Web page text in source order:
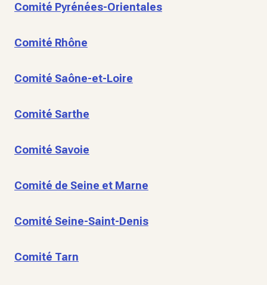
Comité Pyrénées-Orientales
Comité Rhône
Comité Saône-et-Loire
Comité Sarthe
Comité Savoie
Comité de Seine et Marne
Comité Seine-Saint-Denis
Comité Tarn